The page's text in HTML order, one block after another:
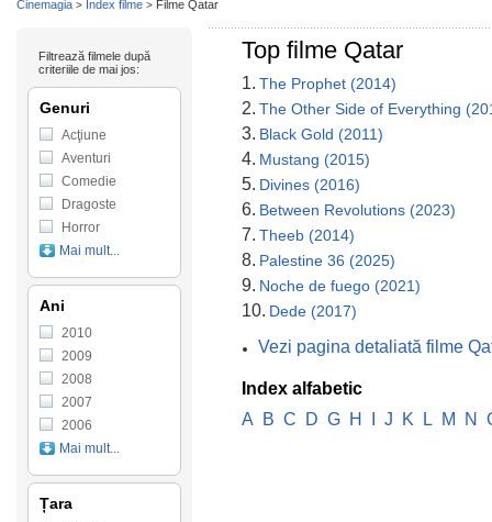
Top filme Qatar
1. The Prophet (2014)
2. The Other Side of Everything
3. Black Gold (2011)
4. Mustang (2015)
5. Divines (2016)
6. Between Revolutions (2023)
7. Theeb (2014)
8. Palestine 36 (2025)
9. Noche de fuego (2021)
10. Dede (2017)
Vezi pagina detaliată filme
Index alfabetic
A
B C D G H J K L M N
Filtrează filmele după
criteriile de mai jos:
Genuri
Acţiune
Aventuri
Comedie
Dragoste
Horror
Mai mult...
Ani
2010
2009
2008
2007
2006
Mai mult...
Țara
Cinemagia > Index filme > Filme Qatar